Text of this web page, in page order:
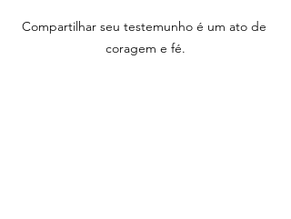
Compartilhar seu testemunho é um ato de
coragem e fé.